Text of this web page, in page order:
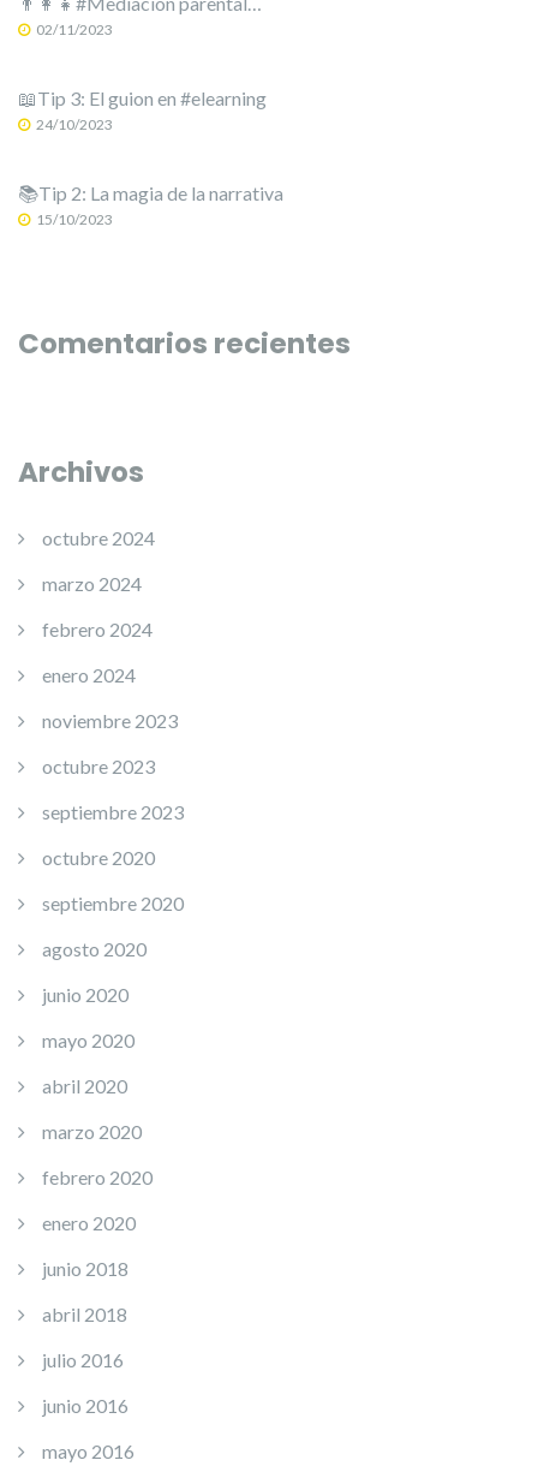
02/11/2023
📖Tip 3: El guion en #elearning
24/10/2023
📚Tip 2: La magia de la narrativa
15/10/2023
Comentarios recientes
Archivos
octubre 2024
marzo 2024
febrero 2024
enero 2024
noviembre 2023
octubre 2023
septiembre 2023
octubre 2020
septiembre 2020
agosto 2020
junio 2020
mayo 2020
abril 2020
marzo 2020
febrero 2020
enero 2020
junio 2018
abril 2018
julio 2016
junio 2016
mayo 2016